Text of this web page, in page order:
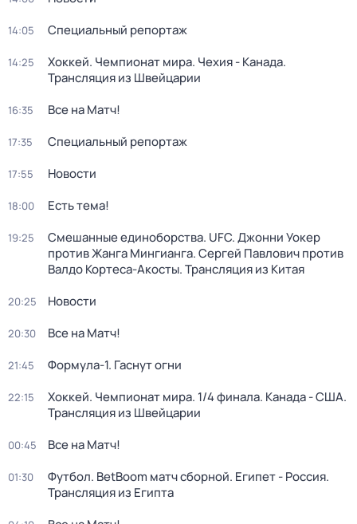
14:05 Специальный репортаж
14:25
Хоккей. Чемпионат мира. Чехия - Канада.
Трансляция из Швейцарии
16:35 Все на Матч!
17:35 Специальный репортаж
17:55 Новости
18:00 Есть тема!
19:25
Смешанные единоборства. UFC. Джонни Уокер
против Жанга Мингианга. Сергей Павлович против
Валдо Кортеса-Акосты. Трансляция из Китая
20:25 Новости
20:30 Все на Матч!
21:45 Формула-1. Гаснут огни
22:15
Хоккей. Чемпионат мира. 1/4 финала. Канада - США.
Трансляция из Швейцарии
00:45 Все на Матч!
01:30
Футбол. BetBoom матч сборной. Египет - Россия.
Трансляция из Египта